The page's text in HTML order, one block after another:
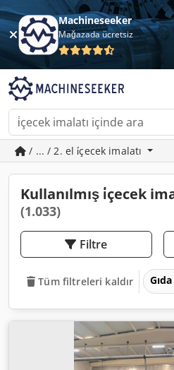
Machineseeker
Mağazada ücretsiz
/ ... / 2. el i̇çecek imalatı
Kullanılmış i̇çecek
(1.033)
Filtre
Tüm filtreleri kaldır